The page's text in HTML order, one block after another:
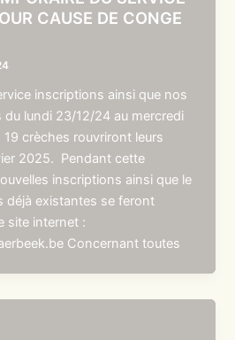
CAUSE DE CONGE
inscriptions ainsi que nos
lundi 23/12/24 au mercredi
crèches rouvriront leurs
2025. Pendant cette
inscriptions ainsi que le
déjà existantes se feront
site internet :
Concernant toutes